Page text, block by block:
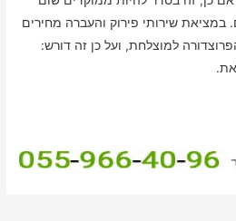
שירותי פירוק והעברה מחירים
למוצלחת, ועל כן זה דורש: